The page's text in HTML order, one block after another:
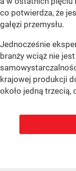
co potwierdza, że
gałęzi przemysłu.
Jednocześnie
branży wciąż nie
krajowej produkcji
około jedną trzecią,